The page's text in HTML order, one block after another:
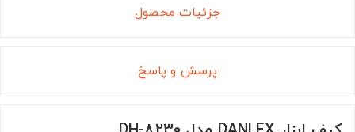
جزئیات محصول
پرسش و پاسخ